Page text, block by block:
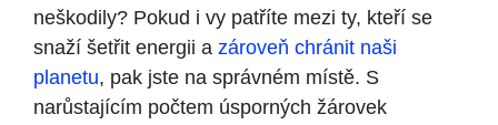
neškodily? Pokud i vy patříte mezi ty, kteří se
snaží šetřit energii a zároveň chránit naši
planetu, pak jste na správném místě. S
narůstajícím počtem úsporných žárovek